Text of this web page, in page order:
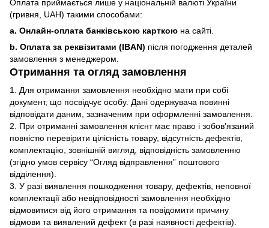
Оплата приймається лише у національній валюті України
(гривня, UAH) такими способами:
a. Онлайн-оплата банківською карткою на сайті.
b. Оплата за реквізитами (IBAN) після погодження деталей
замовлення з менеджером.
Отримання та огляд замовлення
1. Для отримання замовлення необхідно мати при собі
документ, що посвідчує особу. Дані одержувача повинні
відповідати даним, зазначеним при оформленні замовлення.
2. При отриманні замовлення клієнт має право і зобов’язаний
повністю перевірити цілісність товару, відсутність дефектів,
комплектацію, зовнішній вигляд, відповідність замовленню
(згідно умов сервісу “Огляд відправлення” поштового
відділення).
3. У разі виявлення пошкодження товару, дефектів, неповної
комплектації або невідповідності замовлення необхідно
відмовитися від його отримання та повідомити причину
відмови та виявлений дефект (в разі наявності дефектів).